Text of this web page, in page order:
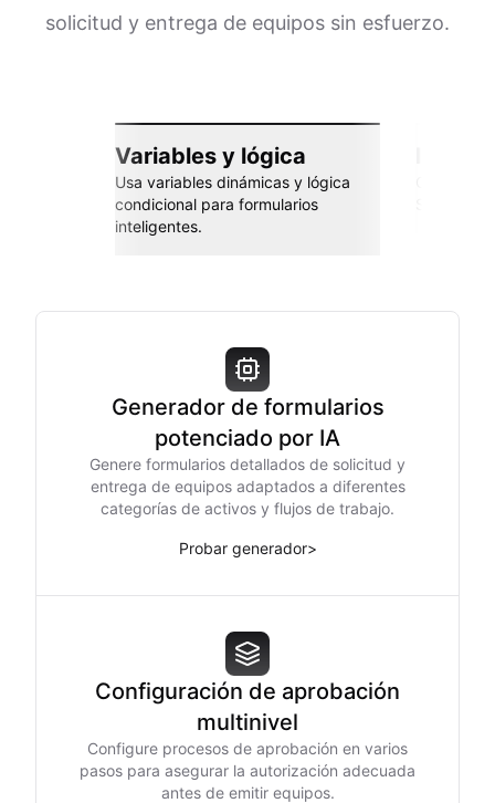
solicitud y entrega de equipos sin esfuerzo.
Variables y lógica
Usa variables dinámicas y lógica
condicional para formularios
inteligentes.
Generador de formularios
potenciado por IA
Genere formularios detallados de solicitud y
entrega de equipos adaptados a diferentes
categorías de activos y flujos de trabajo.
Probar generador>
Configuración de aprobación
multinivel
Configure procesos de aprobación en varios
pasos para asegurar la autorización adecuada
antes de emitir equipos.